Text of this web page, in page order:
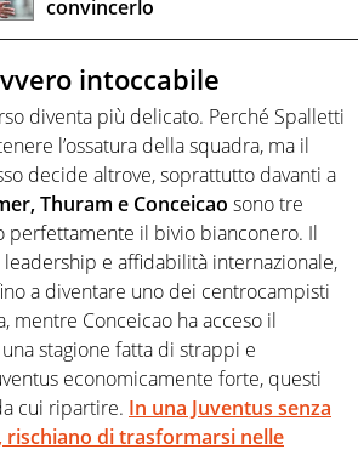
convincerlo
intoccabile
diventa più delicato. Perché Spalletti
l’ossatura della squadra, ma il
decide altrove, soprattutto davanti a
Thuram e Conceicao sono tre
perfettamente il bivio bianconero. Il
e affidabilità internazionale,
a diventare uno dei centrocampisti
mentre Conceicao ha acceso il
stagione fatta di strappi e
economicamente forte, questi
cui ripartire. In una Juventus senza
rischiano di trasformarsi nelle